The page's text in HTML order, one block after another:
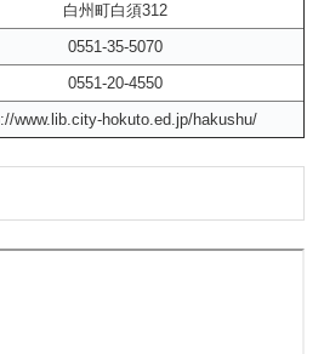
白州町白須312
0551-35-5070
0551-20-4550
www.lib.city-hokuto.ed.jp/hakushu/